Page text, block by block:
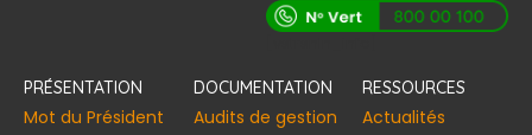
PRÉSENTATION
Mot du Président
DOCUMENTATION
Audits de gestion
RESSOURCES
Actualités